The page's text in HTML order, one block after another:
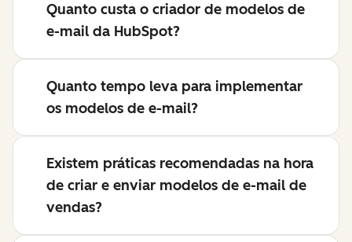
Quanto custa o criador de modelos de
e-mail da HubSpot?
Quanto tempo leva para implementar
os modelos de e-mail?
Existem práticas recomendadas na hora
de criar e enviar modelos de e-mail de
vendas?